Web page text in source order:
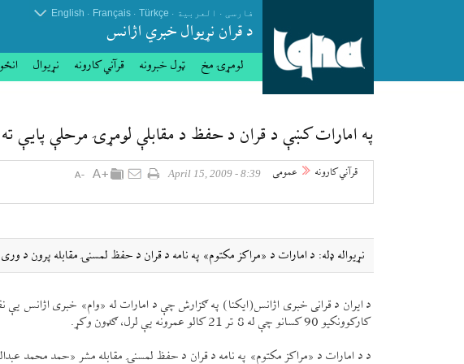
فارسی . العربیة .
Türkçe
.
Français
.
English
د قران نړيوال خبري اژانس
لومړۍ مخ ټول خبرونه قرآني کارونه نړيوال
په امارات كښې د قران د حفظ د مقابلې لومړۍ مرحلې پایې
قرآني کارونه عمومی 8:39 - April 15, 2009
نړيواله ډله: د امارات د «مراكز مكتوم» په نامه د قران د حفظ لمسنۍ مقابله پرون د وری د مياشتې په 24 نیټه په دې هيواد
د ايران د قرانی خبری اژانس(ايكنا) په ګزارش چې د امارات له «وام» خبری اژانس یې
كاركوونكيو 90 كسانو چې له 8 تر 21 كالو عمرونه یې لرل، ګډون وكړ.